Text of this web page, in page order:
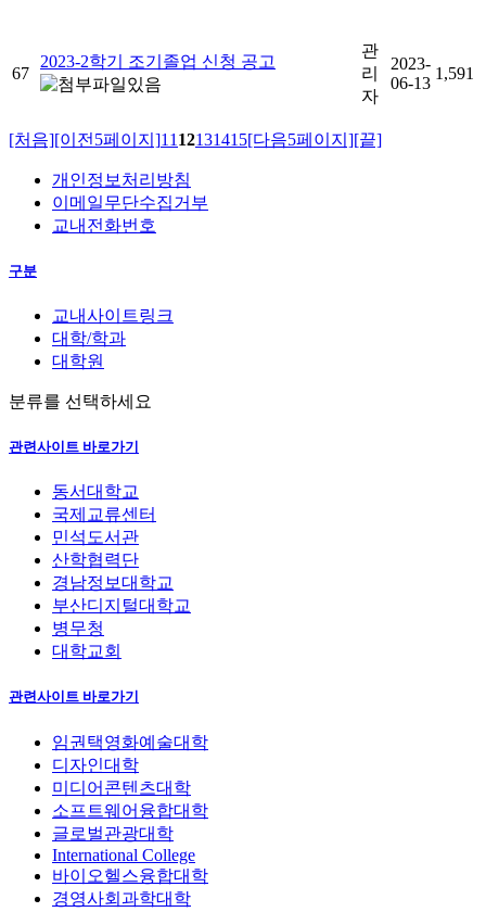
67
2023-2학기 조기졸업 신청 공고
관
리
자
2023-
06-13
1,591
[처음][이전5페이지]11 12131415[다음5페이지][끝]
개인정보처리방침
이메일무단수집거부
교내전화번호
구분
교내사이트링크
대학/학과
대학원
분류를 선택하세요
관련사이트 바로가기
동서대학교
국제교류센터
민석도서관
산학협력단
경남정보대학교
부산디지털대학교
병무청
대학교회
관련사이트 바로가기
임권택영화예술대학
디자인대학
미디어콘텐츠대학
소프트웨어융합대학
글로벌관광대학
International College
바이오헬스융합대학
경영사회과학대학